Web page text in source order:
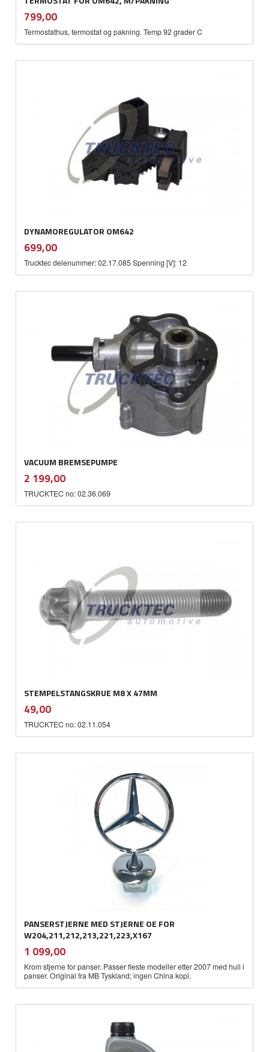
Pris
799,00mva.
Termostathus, termostat og pakning. Temp 92 grader C
DYNAMOREGULATOR OM642
Pris
699,00mva.
Trucktec delenummer: 02.17.085 Spenning [V]: 12
VACUUM BREMSEPUMPE
Pris
2 199,00mva.
TRUCKTEC no: 02.36.069
STEMPELSTANGSKRUE M8 X 47MM
Pris
49,00mva.
TRUCKTEC no: 02.11.054
PANSERSTJERNE MED STJERNE OE FOR
W204,211,212,213,221,223,X167
Pris
1 099,00mva.
Krom stjerne for panser. Passer fleste modeller etter 2007 med hull i
panser. Original fra MB Tyskland; ingen China kopi.